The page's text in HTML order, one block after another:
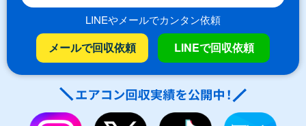
LINEやメールでカンタン依頼
メールで回収依頼 LINEで回収依頼